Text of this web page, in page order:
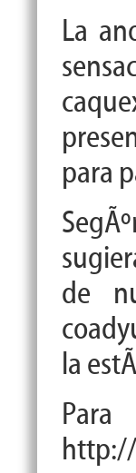
La
para
SegÃº
de
la est